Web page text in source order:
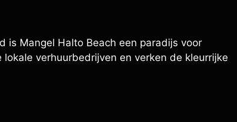
Mangel Halto Beach een paradijs voor
verhuurbedrijven en verken de kleurrijke